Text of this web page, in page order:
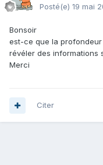
Posté(e) 19 mai
Bonsoir
est-ce que la
révéler des informations
Merci
Citer